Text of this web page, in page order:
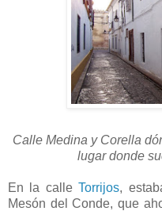
Calle Medina y Corella
lugar donde
En la calleTorrijos,
Mesón del Conde, que